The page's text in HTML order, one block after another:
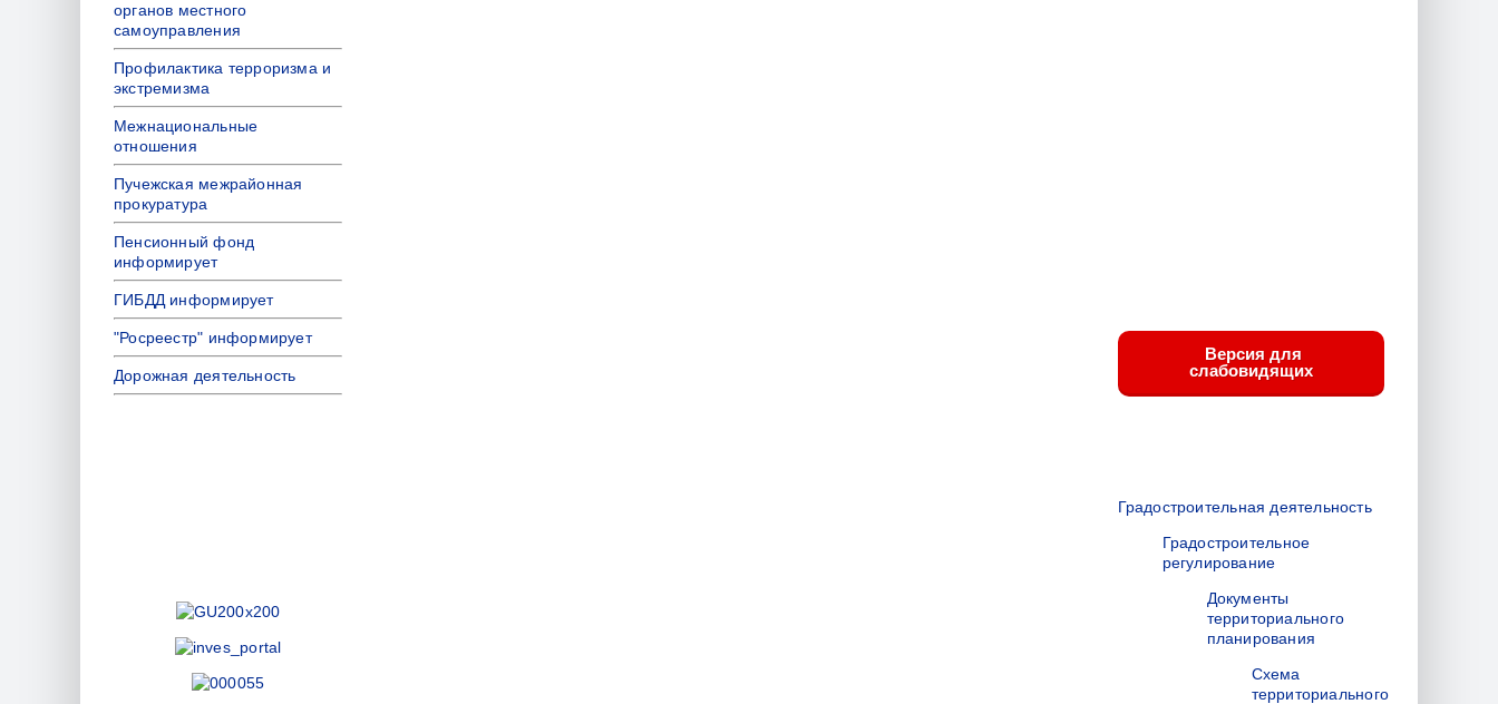
органов местного
самоуправления
Профилактика терроризма и
экстремизма
Межнациональные
отношения
Пучежская межрайонная
прокуратура
Пенсионный фонд
информирует
ГИБДД информирует
"Росреестр" информирует
Дорожная деятельность
Версия для
слабовидящих
Градостроительная деятельность
Градостроительное
регулирование
Документы
территориального
планирования
Схема
территориального